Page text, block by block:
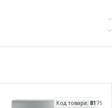
Код товара: 8175